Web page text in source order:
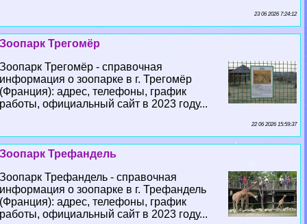
23 06 2026 7:24:12
Зоопарк Трегомёр
Зоопарк Трегомёр - справочная
информация о зоопарке в г. Трегомёр
(Франция): адрес, телефоны, график
работы, официальный сайт в 2023 году...
22 06 2026 15:59:37
Зоопарк Трефандель
Зоопарк Трефандель - справочная
информация о зоопарке в г. Трефандель
(Франция): адрес, телефоны, график
работы, официальный сайт в 2023 году...